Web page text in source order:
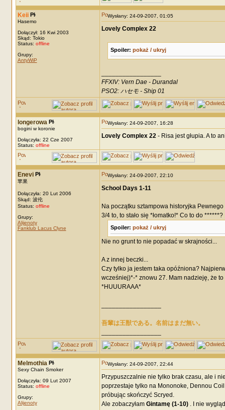
Keii
Hasemo
Dołączył: 16 Kwi 2003
Skąd: Tokio
Status: offline
Grupy:
AntyWiP
Wysłany: 24-09-2007, 01:05
Lovely Complex 22
Spoiler: pokaż / ukryj
FFXIV: Vern Dae - Durandal
PSO2: ハセモ - Ship 01
longerowa
bogini w koronie
Dołączyła: 22 Cze 2007
Status: offline
Wysłany: 24-09-2007, 16:28
Lovely Complex 22- Risa jest głupia. A to
Enevi
苹果
Dołączyła: 20 Lut 2006
Skąd: 波伦
Status: offline
Grupy:
Alijenoty
Fanklub Lacus Clyne
Wysłany: 24-09-2007, 22:10
School Days 1-11
Na początku sztampowa historyjka
3/4 to, to stało się *łomatko!* Co to do ******?
Spoiler: pokaż / ukryj
Nie no grunt to nie popadać w skrajności...
A z innej beczki...
Czy tylko ja jestem taka opóźniona?
wcześniej)*-* znowu 27. Mam nadzieję, że
*HUUURAAA*
吾輩は王獣である。名前はまだ無い。
Melmothia
Sexy Chain Smoker
Dołączyła: 09 Lut 2007
Status: offline
Grupy:
Alijenoty
Wysłany: 24-09-2007, 22:44
Przypuszczalnie nie tylko brak czasu, ale i
poprzestaje tylko na Mononoke, Dennou
próbując skończyć Scryed.
Ale zobaczyłam Gintamę (1-10). I nie